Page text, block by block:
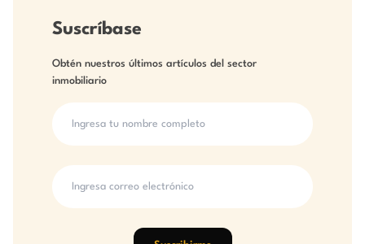
Suscríbase
Obtén nuestros últimos artículos del sector
inmobiliario